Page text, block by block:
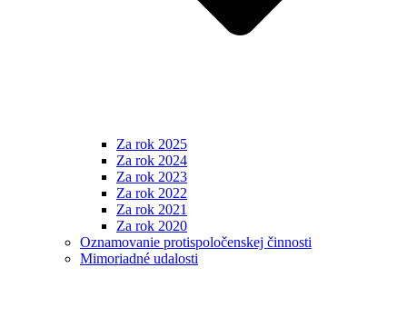
Za rok 2025
Za rok 2024
Za rok 2023
Za rok 2022
Za rok 2021
Za rok 2020
Oznamovanie protispoločenskej činnosti
Mimoriadné udalosti